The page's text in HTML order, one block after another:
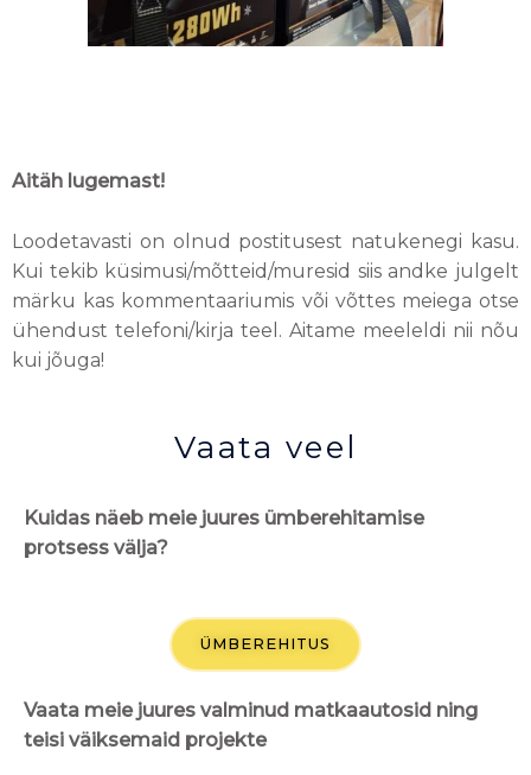
Aitäh lugemast!
Loodetavasti on olnud postitusest natukenegi kasu.
Kui tekib küsimusi/mõtteid/muresid siis andke julgelt
märku kas kommentaariumis või võttes meiega otse
ühendust telefoni/kirja teel. Aitame meeleldi nii nõu
kui jõuga!
Vaata veel
Kuidas näeb meie juures ümberehitamise
protsess välja?
ÜMBEREHITUS
Vaata meie juures valminud matkaautosid ning
teisi väiksemaid projekte